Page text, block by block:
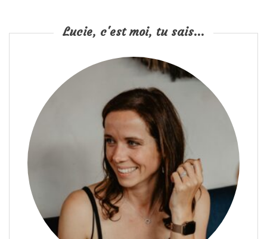
Lucie, c'est moi, tu sais...